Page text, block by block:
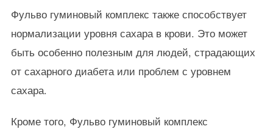
Фульво гуминовый комплекс также способствует
нормализации уровня сахара в крови. Это может
быть особенно полезным для людей, страдающих
от сахарного диабета или проблем с уровнем
сахара.
Кроме того, Фульво гуминовый комплекс